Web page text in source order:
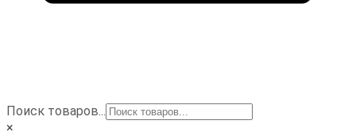
Поиск товаров...
×